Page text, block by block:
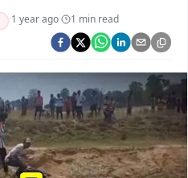
Odisha
·1 year ago· 1 min read